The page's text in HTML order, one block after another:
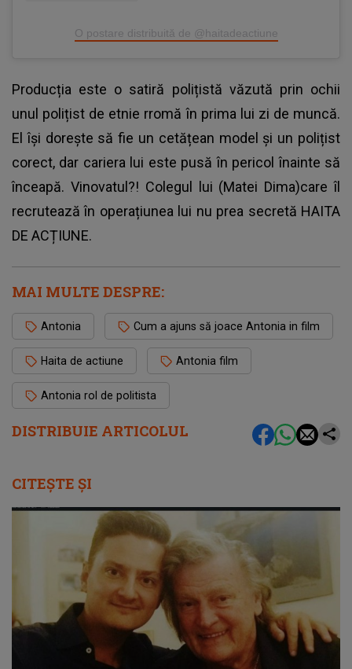
DISTRIBUIE ARTICOLUL
O postare distribuită de @haitadeactiune
Producția este o satiră polițistă văzută prin ochii
unul polițist de etnie rromă în prima lui zi de muncă.
El își dorește să fie un cetățean model și un polițist
corect, dar cariera lui este pusă în pericol înainte să
înceapă. Vinovatul?! Colegul lui (Matei Dima)care îl
recrutează în operațiunea lui nu prea secretă HAITA
DE ACȚIUNE.
MAI MULTE DESPRE:
Antonia Cum a ajuns să joace Antonia in film
Haita de actiune Antonia film
Antonia rol de politista
CITEȘTE ȘI